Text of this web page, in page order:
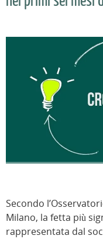
Secondo
Milano, la fetta più
rappresentata dal